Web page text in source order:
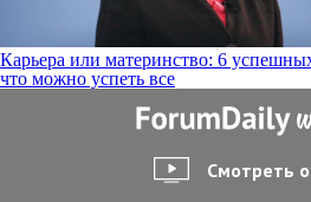
ДОМ И ЕДА
Навигация
по
Карьера или материнство: 6
что можно успеть все
Смотреть